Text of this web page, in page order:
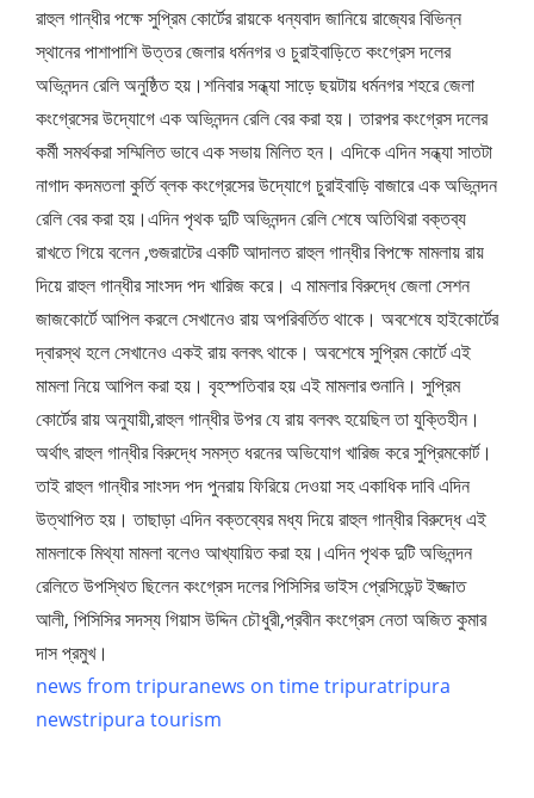
রাহুল গান্ধীর পক্ষে সুপ্রিম কোর্টের রায়কে ধন্যবাদ জানিয়ে রাজ্যের বিভিন্ন
স্থানের পাশাপাশি উত্তর জেলার ধর্মনগর ও চুরাইবাড়িতে কংগ্রেস দলের
অভিনন্দন রেলি অনুষ্ঠিত হয়।শনিবার সন্ধ্যা সাড়ে ছয়টায় ধর্মনগর শহরে জেলা
কংগ্রেসের উদ্যোগে এক অভিনন্দন রেলি বের করা হয়। তারপর কংগ্রেস দলের
কর্মী সমর্থকরা সম্মিলিত ভাবে এক সভায় মিলিত হন। এদিকে এদিন সন্ধ্যা সাতটা
নাগাদ কদমতলা কুর্তি ব্লক কংগ্রেসের উদ্যোগে চুরাইবাড়ি বাজারে এক অভিনন্দন
রেলি বের করা হয়।এদিন পৃথক দুটি অভিনন্দন রেলি শেষে অতিথিরা বক্তব্য
রাখতে গিয়ে বলেন ,গুজরাটের একটি আদালত রাহুল গান্ধীর বিপক্ষে মামলায় রায়
দিয়ে রাহুল গান্ধীর সাংসদ পদ খারিজ করে। এ মামলার বিরুদ্ধে জেলা সেশন
জাজকোর্টে আপিল করলে সেখানেও রায় অপরিবর্তিত থাকে। অবশেষে হাইকোর্টের
দ্বারস্থ হলে সেখানেও একই রায় বলবৎ থাকে। অবশেষে সুপ্রিম কোর্টে এই
মামলা নিয়ে আপিল করা হয়। বৃহস্পতিবার হয় এই মামলার শুনানি। সুপ্রিম
কোর্টের রায় অনুযায়ী,রাহুল গান্ধীর উপর যে রায় বলবৎ হয়েছিল তা যুক্তিহীন।
অর্থাৎ রাহুল গান্ধীর বিরুদ্ধে সমস্ত ধরনের অভিযোগ খারিজ করে সুপ্রিমকোর্ট।
তাই রাহুল গান্ধীর সাংসদ পদ পুনরায় ফিরিয়ে দেওয়া সহ একাধিক দাবি এদিন
উত্থাপিত হয়। তাছাড়া এদিন বক্তব্যের মধ্য দিয়ে রাহুল গান্ধীর বিরুদ্ধে এই
মামলাকে মিথ্যা মামলা বলেও আখ্যায়িত করা হয়।এদিন পৃথক দুটি অভিনন্দন
রেলিতে উপস্থিত ছিলেন কংগ্রেস দলের পিসিসির ভাইস প্রেসিডেন্ট ইজ্জাত
আলী, পিসিসির সদস্য গিয়াস উদ্দিন চৌধুরী,প্রবীন কংগ্রেস নেতা অজিত কুমার
দাস প্রমুখ।
news from tripuranews on time tripuratripura
newstripura tourism